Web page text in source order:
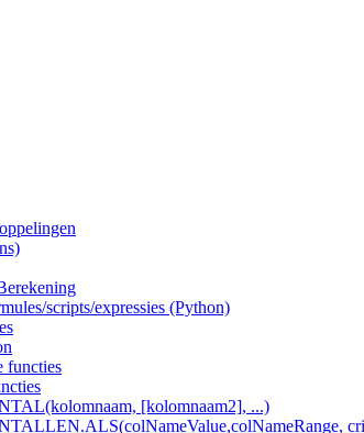
scripts/expressies (Python)
functies
[kolomnaam2], ...)